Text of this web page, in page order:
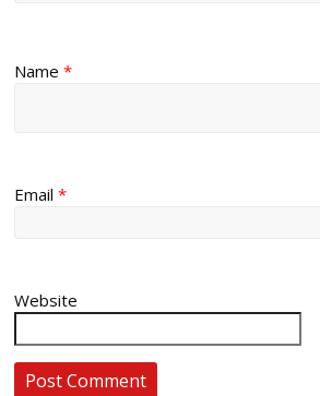
Name*
Email*
Website